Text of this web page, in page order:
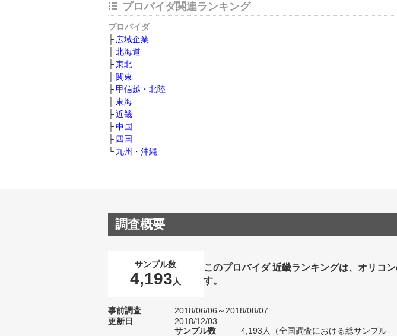
プロバイダ関連ランキング
プロバイダ
広域企業
北海道
東北
関東
甲信越・北陸
東海
近畿
中国
四国
九州・沖縄
調査概要
サンプル数
4,193 人
このプロバイダ 近畿ランキングは、オリコ
す。
事前調査
2018/06/06～2018/08/07
更新日
2018/12/03
サンプル数
4,193人（全国調査における総サンプル